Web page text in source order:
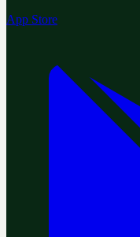
App Store